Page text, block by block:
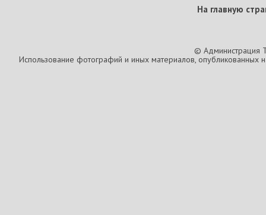
На главную
© Администрация
Использование фотографий и иных материалов, опубликованных